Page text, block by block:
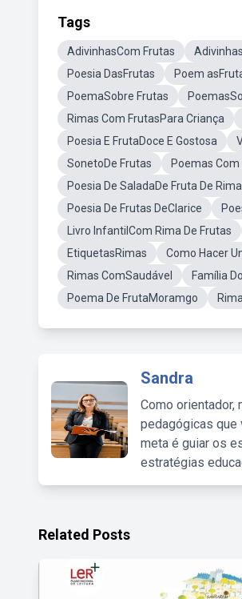
Tags
AdivinhasCom Frutas
Poesia DasFrutas
Poem
PoemaSobre Frutas
Rimas Com FrutasPara Criança
Poesia E FrutaDoce E Gostosa
SonetoDe Frutas
Poemas Com
Poesia De SaladaDe Fruta De
Poesia De Frutas DeClarice
Livro InfantilCom Rima De Frutas
EtiquetasRimas
Como Hacer
Rimas ComSaudável
Família
Poema De FrutaMoramgo
Sandra
Como orientador,
pedagógicas que
meta é guiar os
estratégias
Related Posts